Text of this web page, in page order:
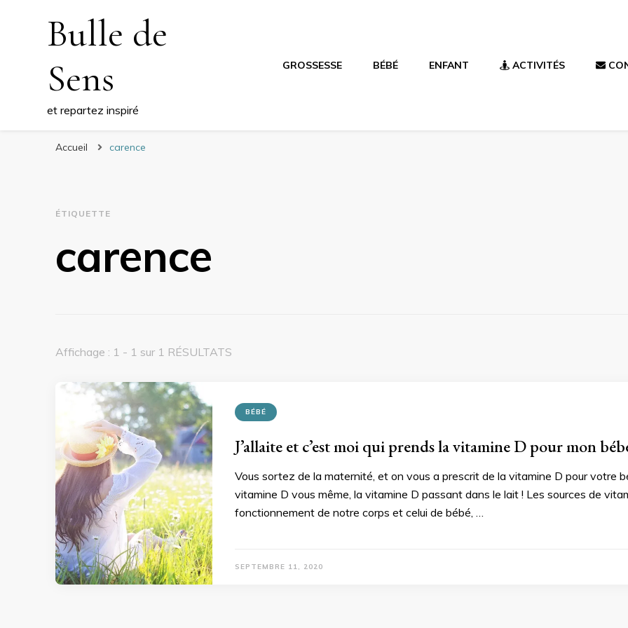
Bulle de
Sens
et repartez inspiré
GROSSESSE BÉBÉ ENFANT ACTIVITÉS
Accueil carence
ÉTIQUETTE
carence
Affichage : 1 - 1 sur 1 RÉSULTATS
BÉBÉ
J’allaite et c’est moi qui prends la vitamine D pour mon
Vous sortez de la maternité, et on vous a prescrit de la vitamine D pour votre
vitamine D vous même, la vitamine D passant dans le lait ! Les sources de
fonctionnement de notre corps et celui de bébé, …
SEPTEMBRE 11, 2020